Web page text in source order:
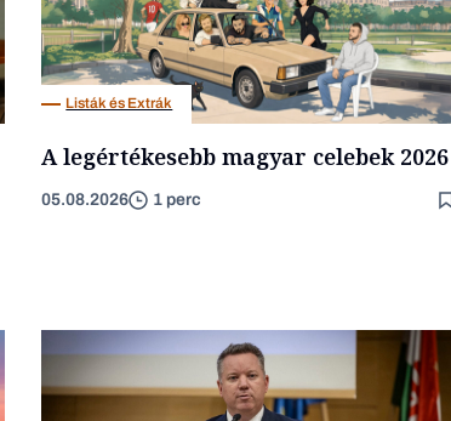
Listák és Extrák
A legértékesebb magyar celebek 2026
05.08.2026 1 perc